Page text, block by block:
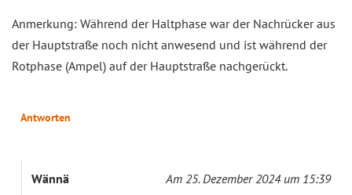
Anmerkung: Während der Haltphase war der Nachrücker aus
der Hauptstraße noch nicht anwesend und ist während der
Rotphase (Ampel) auf der Hauptstraße nachgerückt.
Antworten
Wännä Am 25. Dezember 2024 um 15:39